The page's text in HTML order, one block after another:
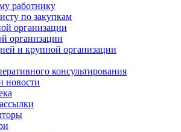
работнику
по закупкам
организации
организации
и крупной организации
консультирования
новости